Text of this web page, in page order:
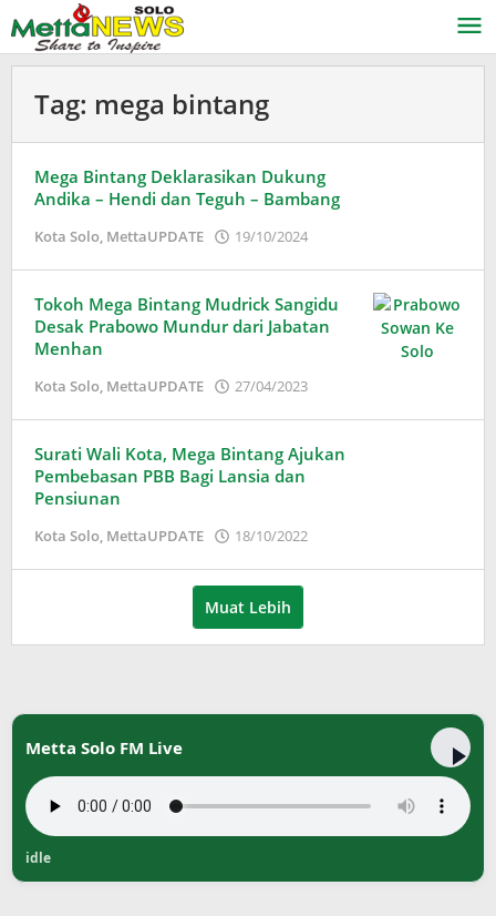
ke
konten
Tag: mega bintang
Mega Bintang Deklarasikan Dukung
Andika – Hendi dan Teguh – Bambang
Kota Solo, MettaUPDATE 19/10/2024
Tokoh Mega Bintang Mudrick Sangidu
Desak Prabowo Mundur dari Jabatan
Menhan
Kota Solo, MettaUPDATE 27/04/2023
Surati Wali Kota, Mega Bintang Ajukan
Pembebasan PBB Bagi Lansia dan
Pensiunan
Kota Solo, MettaUPDATE 18/10/2022
Muat Lebih
Metta Solo FM Live
idle